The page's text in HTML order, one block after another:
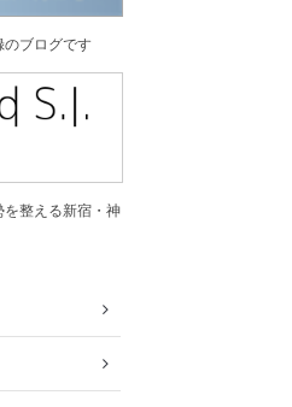
のブログです
整える新宿・神